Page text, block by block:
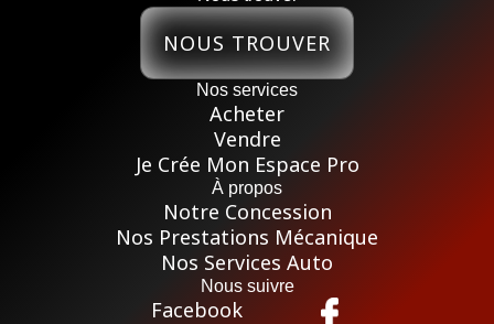
NOUS TROUVER
Nos services
Acheter
Vendre
Je Crée Mon Espace Pro
À propos
Notre Concession
Nos Prestations Mécanique
Nos Services Auto
Nous suivre
Facebook